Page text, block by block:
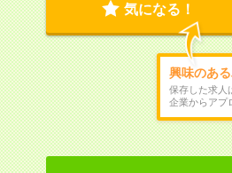
気になる！
興味のあ
保存した求人
企業からアプ